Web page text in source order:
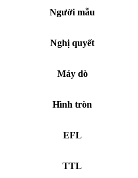
Người mẫu
Nghị quyết
Máy dò
Hình tròn
EFL
TTL